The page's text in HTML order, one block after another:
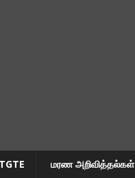
TGTE மரண அறிவித்தல்கள்